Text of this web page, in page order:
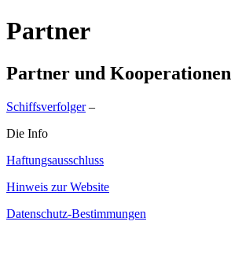
Partner
Partner und Kooperationen
Schiffsverfolger–
Die Info
Haftungsausschluss
Hinweis zur Website
Datenschutz-Bestimmungen